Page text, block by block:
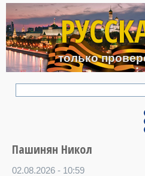
только
Пашинян Никол
02.08.2026 - 10:59